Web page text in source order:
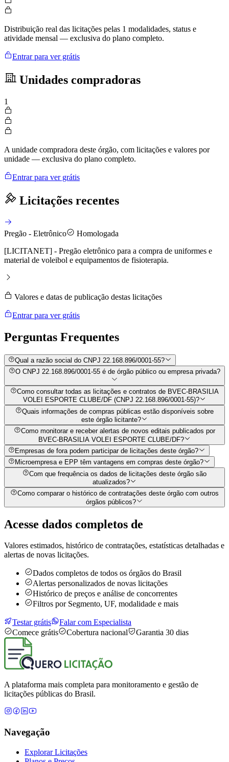
Distribuição real das licitações pelas 1 modalidades, status e
atividade mensal — exclusiva do plano completo.
Entrar para ver grátis
Unidades compradoras
1
A unidade compradora deste órgão, com licitações e valores por
unidade — exclusiva do plano completo.
Entrar para ver grátis
Licitações recentes
Pregão - Eletrônico
Homologada
[LICITANET] - Pregão eletrônico para a compra de uniformes e
material de voleibol e equipamentos de fisioterapia.
Valores e datas de publicação destas licitações
Entrar para ver grátis
Perguntas Frequentes
Qual a razão social do CNPJ 22.168.896/0001-55?
O CNPJ 22.168.896/0001-55 é de órgão público ou empresa privada?
Como consultar todas as licitações e contratos de BVEC-BRASILIA
VOLEI ESPORTE CLUBE/DF (CNPJ 22.168.896/0001-55)?
Quais informações de compras públicas estão disponíveis sobre
este órgão licitante?
Como monitorar e receber alertas de novos editais publicados por
BVEC-BRASILIA VOLEI ESPORTE CLUBE/DF?
Empresas de fora podem participar de licitações deste órgão?
Microempresa e EPP têm vantagens em compras deste órgão?
Com que frequência os dados de licitações deste órgão são
atualizados?
Como comparar o histórico de contratações deste órgão com outros
órgãos públicos?
Acesse dados completos de
Valores estimados, histórico de contratações, estatísticas detalhadas e
alertas de novas licitações.
Dados completos de todos os órgãos do Brasil
Alertas personalizados de novas licitações
Histórico de preços e análise de concorrentes
Filtros por Segmento, UF, modalidade e mais
Testar grátis
Falar com Especialista
Comece grátis
Cobertura nacional Garantia 30 dias
A plataforma mais completa para monitoramento e gestão de
licitações públicas do Brasil.
Navegação
Explorar Licitações